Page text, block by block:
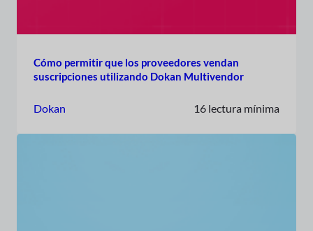
Cómo permitir que los proveedores vendan
suscripciones utilizando Dokan Multivendor
Dokan 16 lectura mínima